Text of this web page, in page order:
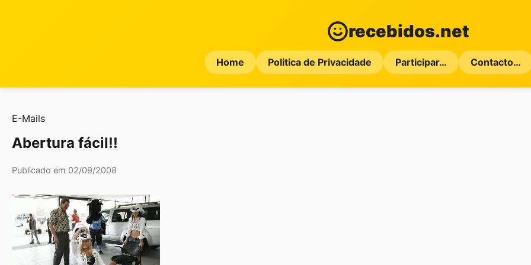
recebidos.net
Home Politica de Privacidade Participar… Contacto…
E-Mails
Abertura fácil!!
Publicado em 02/09/2008